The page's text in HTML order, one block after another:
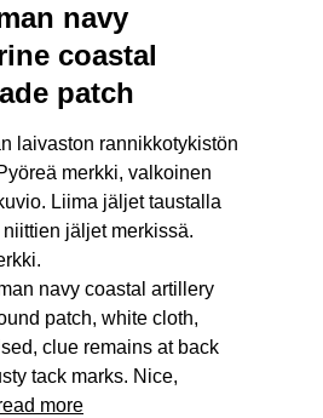
navy
coastal
patch
laivaston rannikkotykistön
merkki, valkoinen
Liima jäljet taustalla
jäljet merkissä.
navy coastal artillery
patch, white cloth,
clue remains at back
tack marks. Nice,
more